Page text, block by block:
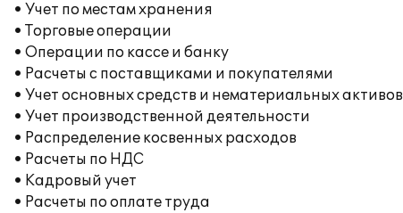
• Учет по местам хранения
• Торговые операции
• Операции по кассе и банку
• Расчеты с поставщиками и покупателями
• Учет основных средств и нематериальных активов
• Учет производственной деятельности
• Распределение косвенных расходов
• Расчеты по НДС
• Кадровый учет
• Расчеты по оплате труда